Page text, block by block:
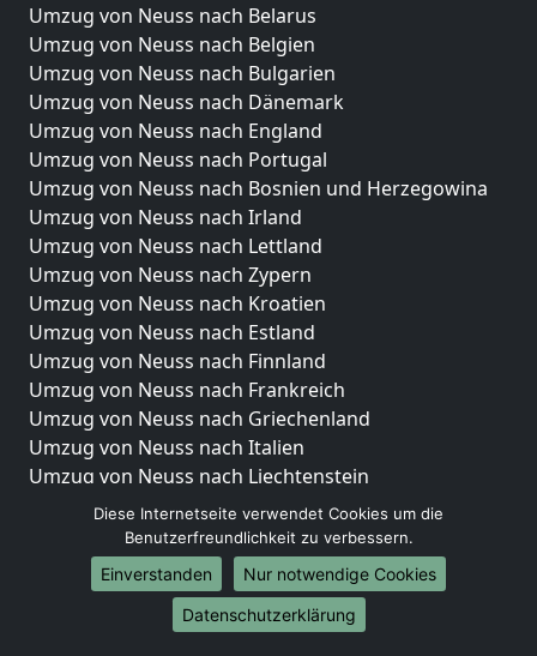
Umzug von Neuss nach Belarus
Umzug von Neuss nach Belgien
Umzug von Neuss nach Bulgarien
Umzug von Neuss nach Dänemark
Umzug von Neuss nach England
Umzug von Neuss nach Portugal
Umzug von Neuss nach Bosnien und Herzegowina
Umzug von Neuss nach Irland
Umzug von Neuss nach Lettland
Umzug von Neuss nach Zypern
Umzug von Neuss nach Kroatien
Umzug von Neuss nach Estland
Umzug von Neuss nach Finnland
Umzug von Neuss nach Frankreich
Umzug von Neuss nach Griechenland
Umzug von Neuss nach Italien
Umzug von Neuss nach Liechtenstein
Umzug von Neuss nach Luxemburg
Umzug von Neuss nach Niederlande
Umzug von Neuss nach Norwegen
Umzüge-Deutschlandweit
Diese Internetseite verwendet Cookies um die
Benutzerfreundlichkeit zu verbessern.
Einverstanden
Nur notwendige Cookies
Datenschutzerklärung